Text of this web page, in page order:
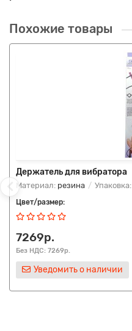
Похожие товары
Держатель для вибратора
Материал: резина Упаковка:
Цвет/размер:
7269р.
Без НДС: 7269р.
Уведомить о наличии